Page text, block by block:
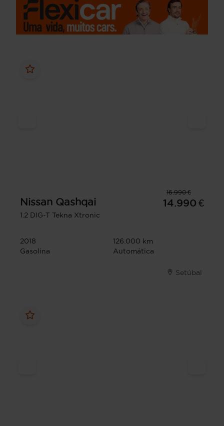
16.990 €
Nissan Qashqai
1.2 DIG-T Tekna Xtronic
14.990 €
2018
126.000 km
Gasolina
Automática
Setúbal